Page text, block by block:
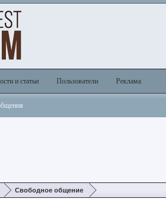
Свободное общение
и статьи Пользователи Реклама